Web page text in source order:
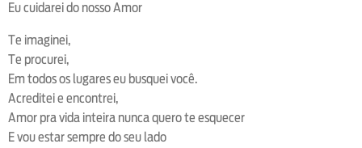
Eu cuidarei do nosso Amor
Te imaginei,
Te procurei,
Em todos os lugares eu busquei você.
Acreditei e encontrei,
Amor pra vida inteira nunca quero te esquecer
E vou estar sempre do seu lado